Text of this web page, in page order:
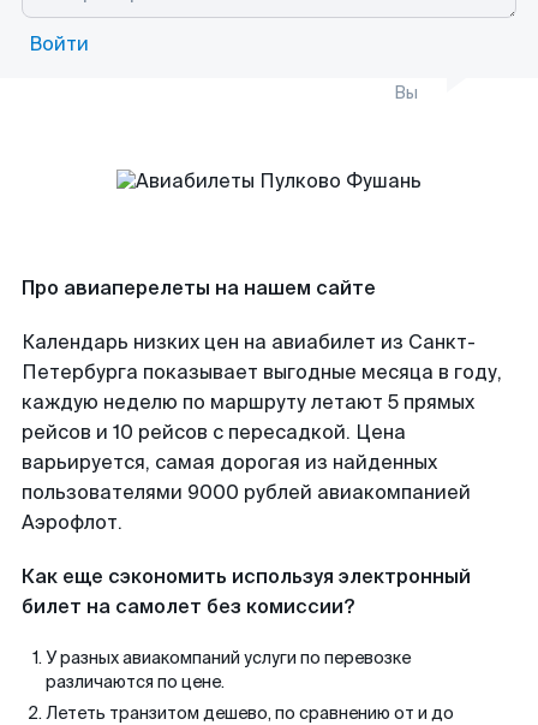
Войти
Вы
Про авиаперелеты на нашем сайте
Календарь низких цен на авиабилет из Санкт-
Петербурга показывает выгодные месяца в году,
каждую неделю по маршруту летают 5 прямых
рейсов и 10 рейсов с пересадкой. Цена
варьируется, самая дорогая из найденных
пользователями 9000 рублей авиакомпанией
Аэрофлот.
Как еще сэкономить используя электронный
билет на самолет без комиссии?
У разных авиакомпаний услуги по перевозке
различаются по цене.
Лететь транзитом дешево, по сравнению от и до